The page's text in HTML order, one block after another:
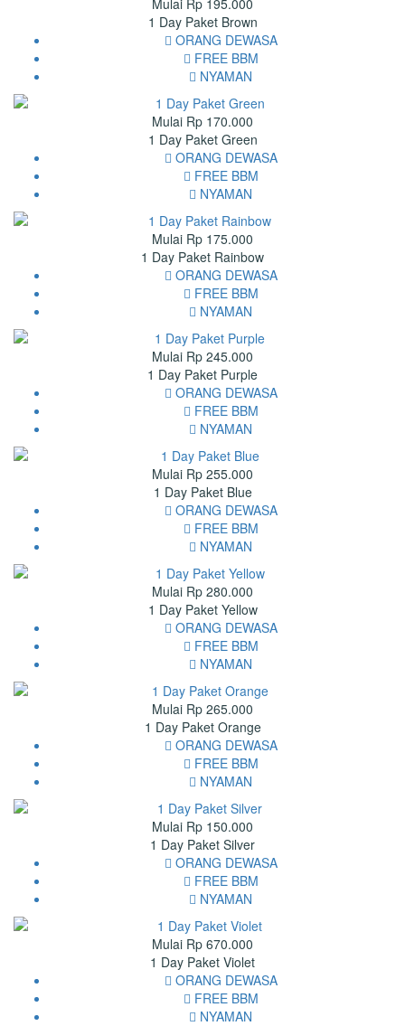
1 Day Paket Brown
ORANG DEWASA
FREE BBM
NYAMAN
Mulai Rp 170.000
1 Day Paket Green
ORANG DEWASA
FREE BBM
NYAMAN
Mulai Rp 175.000
1 Day Paket Rainbow
ORANG DEWASA
FREE BBM
NYAMAN
Mulai Rp 245.000
1 Day Paket Purple
ORANG DEWASA
FREE BBM
NYAMAN
Mulai Rp 255.000
1 Day Paket Blue
ORANG DEWASA
FREE BBM
NYAMAN
Mulai Rp 280.000
1 Day Paket Yellow
ORANG DEWASA
FREE BBM
NYAMAN
Mulai Rp 265.000
1 Day Paket Orange
ORANG DEWASA
FREE BBM
NYAMAN
Mulai Rp 150.000
1 Day Paket Silver
ORANG DEWASA
FREE BBM
NYAMAN
Mulai Rp 670.000
1 Day Paket Violet
ORANG DEWASA
FREE BBM
NYAMAN